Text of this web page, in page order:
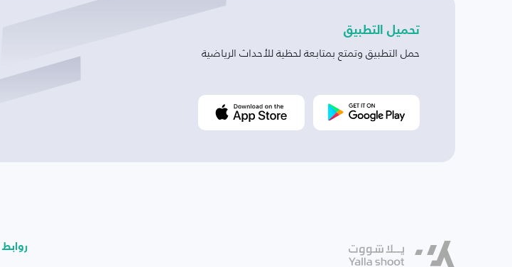
تحميل التطبيق
حمل التطبيق وتمتع بمتابعة لحظية للأحداث الرياضية
روابط